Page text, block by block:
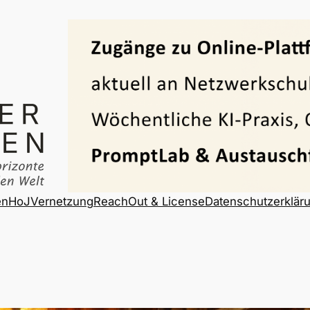
HoJVernetzungReachOut & License